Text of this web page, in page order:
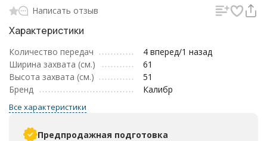
Написать отзыв
Характеристики
Количество передач
4 вперед/1 назад
Ширина захвата (см.)
61
Высота захвата (см.)
51
Бренд
Калибр
Все характеристики
Предпродажная подготовка